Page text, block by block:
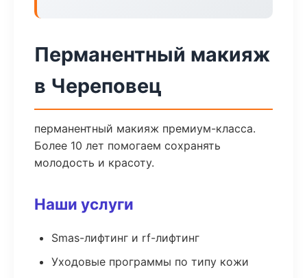
Перманентный макияж
в Череповец
перманентный макияж премиум-класса.
Более 10 лет помогаем сохранять
молодость и красоту.
Наши услуги
Smas-лифтинг и rf-лифтинг
Уходовые программы по типу кожи